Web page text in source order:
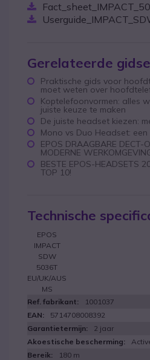
Gerelateerde
Praktische gids voor
moet weten over
Koptelefoonvormen: alles
juiste keuze te maken
De juiste headset kiezen:
Mono vs Duo Headset:
EPOS DRAAGBARE DECT-
MODERNE
BESTE EPOS-HEADSETS
TOP 10!
Technische
EPOS
IMPACT
SDW
5036T
EU/UK/AUS
MS
1001037
5714708008392
2 jaar
180 m